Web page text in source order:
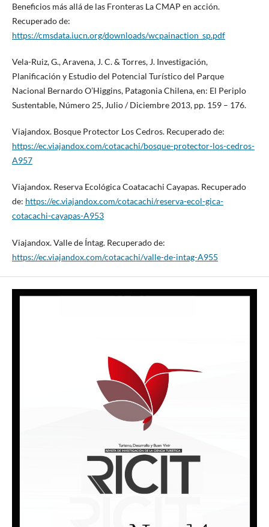
Beneficios más allá de las Fronteras La CMAP en acción.
Recuperado de:
https://cmsdata.iucn.org/downloads/wcpainaction_sp.pdf
Vela-Ruiz, G., Aravena, J. C. & Torres, J. Investigación,
Planificación y Estudio del Potencial Turístico del Parque
Nacional Bernardo O’Higgins, Patagonia Chilena, en: El Periplo
Sustentable, Número 25, Julio / Diciembre 2013, pp. 159 – 176.
Viajandox. Bosque Protector Los Cedros. Recuperado de:
https://ec.viajandox.com/cotacachi/bosque-protector-los-cedros-
A957
Viajandox. Reserva Ecológica Coatacachi Cayapas. Recuperado
de: https://ec.viajandox.com/cotacachi/reserva-ecol-gica-
cotacachi-cayapas-A953
Viajandox. Valle de Íntag. Recuperado de:
https://ec.viajandox.com/cotacachi/valle-de-intag-A955